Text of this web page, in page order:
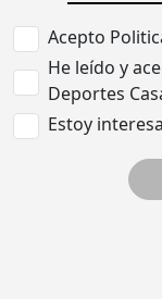
Acepto
He leído y
Deportes
Estoy